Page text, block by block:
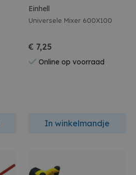
Einhell
Universele Mixer 600X100
€ 7,25
Online op voorraad
In winkelmandje